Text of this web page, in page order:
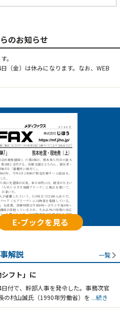
のお知らせ
。
（金）は休みになります。なお、WEB
E-ブックを見る
解説 一覧
フト」に
付で、幹部人事を発令した。事務次官
の村山誠氏（1990年労働省）を ...続き